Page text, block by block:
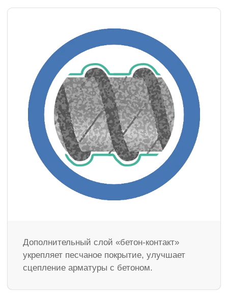
Дополнительный слой «бетон-контакт»
укрепляет песчаное покрытие, улучшает
сцепление арматуры с бетоном.